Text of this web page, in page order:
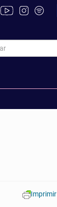
Imprimir